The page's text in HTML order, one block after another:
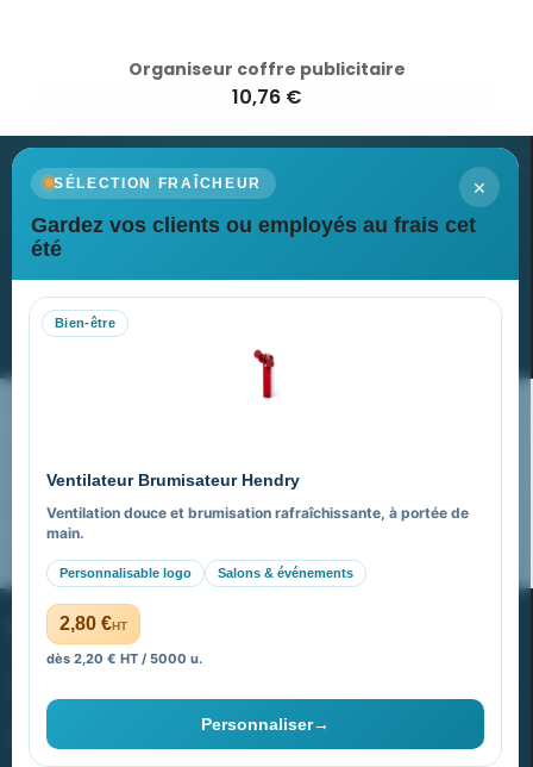
Organiseur coffre publicitaire
10,76 €
×
SÉLECTION FRAÎCHEUR
Gardez vos clients ou employés au frais cet
été
Bien-être
Ventilateur Brumisateur Hendry
Ventilation douce et brumisation rafraîchissante, à portée de
main.
Personnalisable logo Salons & événements
2,80 €HT
dès 2,20 € HT / 5000 u.
Personnaliser→
Newsletter
Recevez nos dernières nouvelles et nos offres spéciales
Nos expertises & accompagnement global
FAQ sur Promenoch Goodies Pub France
Pourquoi ça a marché à 100% pour moi ?
PROMENOCH GOODIES
40 rue Madeleine Michelis